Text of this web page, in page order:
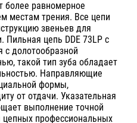
более равномерное
местам трения. Все цепи
звеньев для
Пильная цепь DDE 73LP с
долотообразной
такой тип зуба обладает
Направляющие
формы,
от отдачи. Указательная
выполнение точной
цепных профессиональных